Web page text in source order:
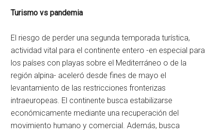
Turismo vs pandemia
El riesgo de perder una segunda temporada turística,
actividad vital para el continente entero -en especial para
los países con playas sobre el Mediterráneo o de la
región alpina- aceleró desde fines de mayo el
levantamiento de las restricciones fronterizas
intraeuropeas. El continente busca estabilizarse
económicamente mediante una recuperación del
movimiento humano y comercial. Además, busca